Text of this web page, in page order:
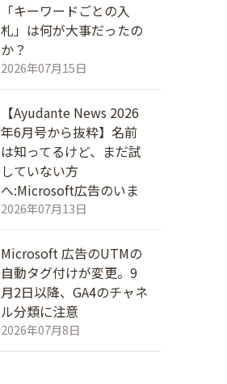
「キーワードごとの入
札」は何が大事だったの
か？
2026年07月15日
【Ayudante News 2026
年6月号から抜粋】名前
は知ってるけど、まだ試
していない方
へ:Microsoft広告のいま
2026年07月13日
Microsoft 広告のUTMの
自動タグ付けが変更。9
月2日以降、GA4のチャネ
ル分類に注意
2026年07月8日